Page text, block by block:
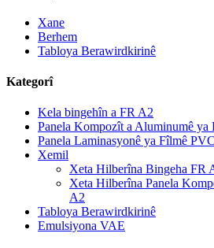
Xane
Berhem
Tabloya Berawirdkirinê
Kategorî
Kela bingehîn a FR A2
Panela Kompozît a Aluminumê ya
Panela Laminasyonê ya Fîlmê
Xemil
Xeta Hilberîna Bingeha FR
Xeta Hilberîna Panela
A2
Tabloya Berawirdkirinê
Emulsiyona VAE